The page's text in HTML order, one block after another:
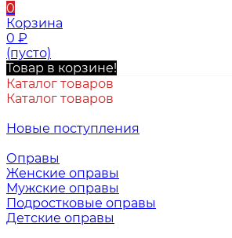
0
Корзина
0 ₽
(пусто)
Товар в корзине!
Каталог товаров
Каталог товаров
Новые поступления
Оправы
Женские оправы
Мужские оправы
Подростковые оправы
Детские оправы